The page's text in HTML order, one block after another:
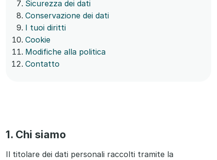
Sicurezza dei dati
Conservazione dei dati
I tuoi diritti
Cookie
Modifiche alla politica
Contatto
1. Chi siamo
Il titolare dei dati personali raccolti tramite la